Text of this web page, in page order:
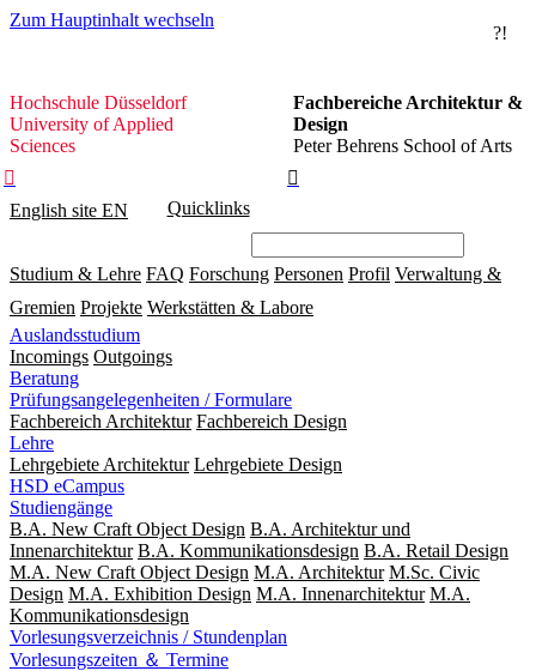
Zum Hauptinhalt wechseln
?!
Hochschule
Düsseldorf
Hochschule Düsseldorf
University of Applied
Sciences
Fachbereiche Architektur &
Design
Peter Behrens School of Arts


English site EN Quicklinks
Studium & Lehre FAQ Forschung Personen Profil Verwaltung &
Gremien Projekte Werkstätten & Labore
Auslandsstudium
Incomings Outgoings
Beratung
Prüfungsangelegenheiten / Formulare
Fachbereich Architektur Fachbereich Design
Lehre
Lehrgebiete Architektur Lehrgebiete Design
HSD eCampus
Studiengänge
B.A. New Craft Object Design B.A. Architektur und
Innenarchitektur B.A. Kommunikationsdesign B.A. Retail Design
M.A. New Craft Object Design M.A. Architektur M.Sc. Civic
Design M.A. Exhibition Design M.A. Innenarchitektur M.A.
Kommunikationsdesign
Vorlesungsverzeichnis / Stundenplan
Vorlesungszeiten ＆ Termine